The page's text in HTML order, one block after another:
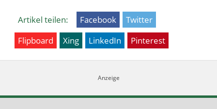
Artikel teilen: Facebook
Twitter
Flipboard
Xing LinkedIn Pinterest